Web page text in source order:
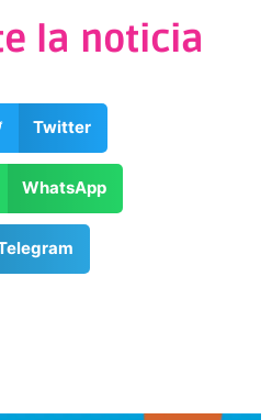
la noticia
Twitter
WhatsApp